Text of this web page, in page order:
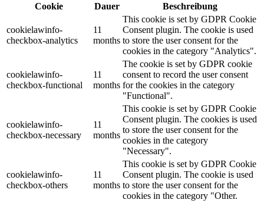
Cookie
Dauer Beschreibung
cookielawinfo-
checkbox-analytics
11
months
This cookie is set by GDPR Cookie
Consent plugin. The cookie is used
to store the user consent for the
cookies in the category "Analytics".
cookielawinfo-
checkbox-functional
11
months
The cookie is set by GDPR cookie
consent to record the user consent
for the cookies in the category
"Functional".
cookielawinfo-
checkbox-necessary
11
months
This cookie is set by GDPR Cookie
Consent plugin. The cookies is used
to store the user consent for the
cookies in the category
"Necessary".
cookielawinfo-
checkbox-others
11
months
This cookie is set by GDPR Cookie
Consent plugin. The cookie is used
to store the user consent for the
cookies in the category "Other.